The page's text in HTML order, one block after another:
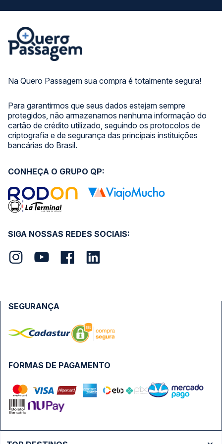
Na Quero Passagem sua compra é totalmente segura!
Para garantirmos que seus dados estejam sempre
protegidos, não armazenamos nenhuma informação do
cartão de crédito utilizado, seguindo os protocolos de
criptografia e de segurança das principais instituições
bancárias do Brasil.
SIGA NOSSAS REDES SOCIAIS:
CONHEÇA O GRUPO QP:
FORMAS DE PAGAMENTO
SEGURANÇA